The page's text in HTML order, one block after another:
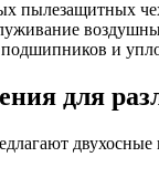
пылезащитных
и
для